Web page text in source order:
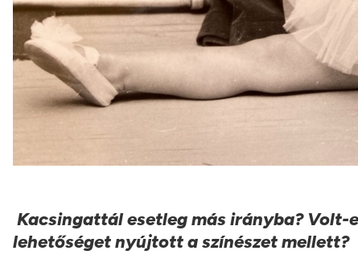
Kacsingattál esetleg más irányba? Volt-
lehetőséget nyújtott a színészet mellett?